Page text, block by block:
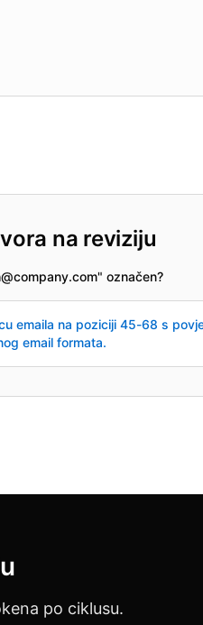
na reviziju
označen?
emaila na poziciji 45-68 s
email formata.
po ciklusu.